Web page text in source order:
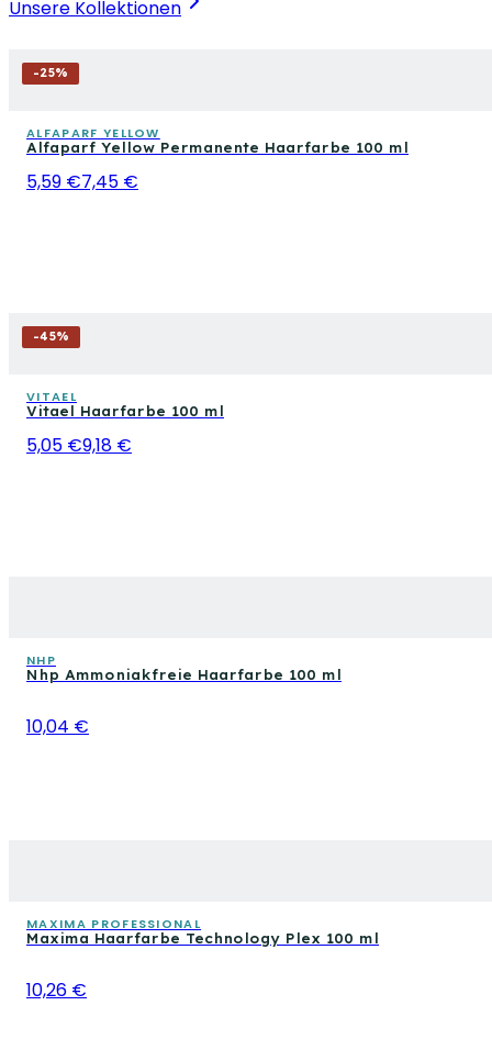
Unsere Kollektionen
-25%
ALFAPARF YELLOW
Alfaparf Yellow Permanente Haarfarbe 100 ml
5,59 €7,45 €
-45%
VITAEL
Vitael Haarfarbe 100 ml
5,05 €9,18 €
NHP
Nhp Ammoniakfreie Haarfarbe 100 ml
10,04 €
MAXIMA PROFESSIONAL
Maxima Haarfarbe Technology Plex 100 ml
10,26 €